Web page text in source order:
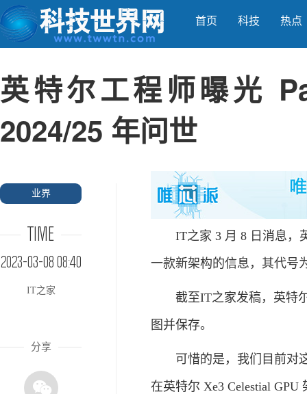
首页 科技 热点
英特尔工程师曝光
2024/25 年问世
业界
TIME
2023-03-08 08:40
IT之家
分享
IT之家 3 月 8 日消息，英
一款新架构的信息，其代号
截至IT之家发稿，英特尔
图并保存。
可惜的是，我们目前对这
在英特尔 Xe3 Celestial GPU